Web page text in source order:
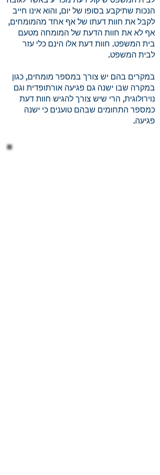
הנכות שתיקבע בסופו של יום, והוא אינו חייב
לקבל את חוות דעתו של אף אחד מהמומחים,
אף לא את חוות הדעת של המומחה מטעם
בית המשפט. חוות דעת אלו הינם כלי עזר
לבית המשפט.
במקרים בהם יש צורך במספר מומחים, כגון
במקרה שבו ישנה גם פגיעה אורתופדית וגם
נוירולוגית, הרי שיש צורך להגיש חוות דעת
כמספר התחומים שבהם טוענים כי ישנה
פגיעה.